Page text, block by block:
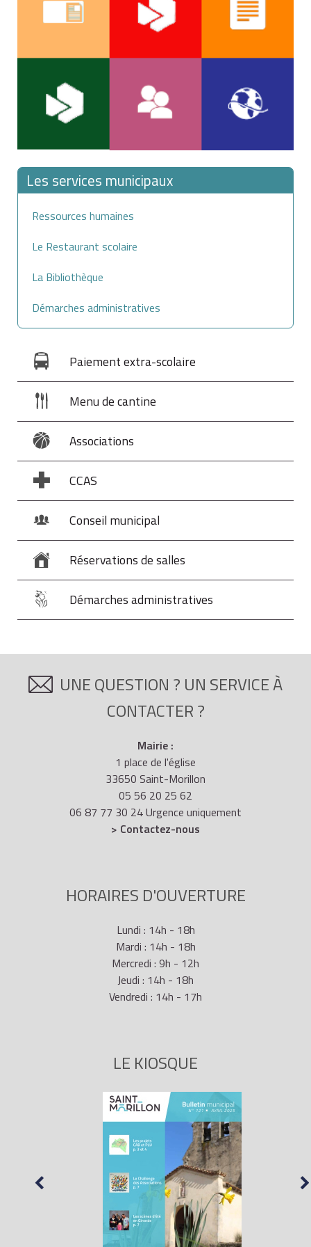
obligations particulières suivantes :
respecter les feux tricolores,
emprunter les passages protégés.
sur tout ou partie du territoire de sa commune, en
fonction des circonstances locales.
Les services municipaux
Ressources humaines
Le Restaurant scolaire
La Bibliothèque
Démarches administratives
Paiement extra-scolaire
Menu de cantine
Associations
CCAS
Conseil municipal
Réservations de salles
Démarches administratives
UNE QUESTION ? UN SERVICE À
CONTACTER ?
Mairie :
1 place de l'église
33650 Saint-Morillon
05 56 20 25 62
06 87 77 30 24 Urgence uniquement
> Contactez-nous
HORAIRES D'OUVERTURE
Lundi : 14h - 18h
Mardi : 14h - 18h
Mercredi : 9h - 12h
Jeudi : 14h - 18h
Vendredi : 14h - 17h
LE KIOSQUE